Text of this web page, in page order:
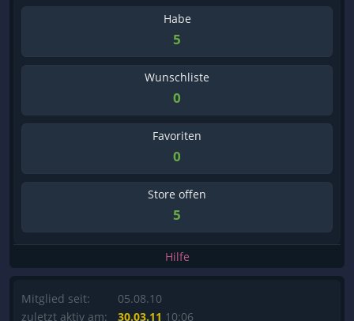
Habe
5
Wunschliste
0
Favoriten
0
Store offen
5
Hilfe
Mitglied seit:
zuletzt aktiv am:
05.08.10
30.03.11 10:06